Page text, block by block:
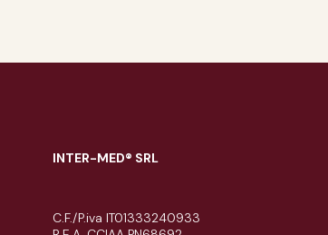
INTER-MED® SRL
C.F./P.iva IT01333240933